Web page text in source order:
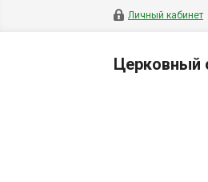
Личный кабинет
Церковный